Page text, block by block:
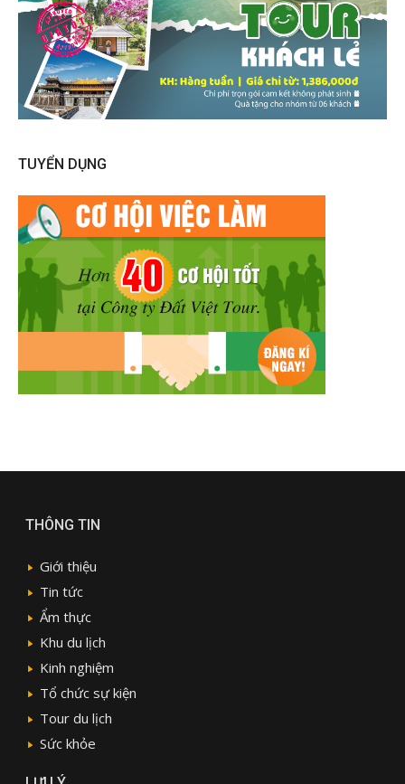
TUYỂN DỤNG
THÔNG TIN
Giới thiệu
Tin tức
Ẩm thực
Khu du lịch
Kinh nghiệm
Tổ chức sự kiện
Tour du lịch
Sức khỏe